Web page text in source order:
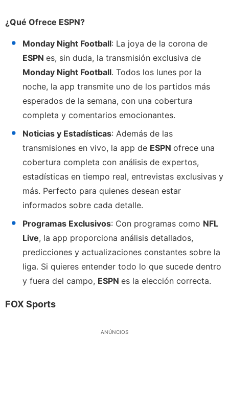
¿Qué Ofrece ESPN?
Monday Night Football: La joya de la corona de
ESPN es, sin duda, la transmisión exclusiva de
Monday Night Football. Todos los lunes por la
noche, la app transmite uno de los partidos más
esperados de la semana, con una cobertura
completa y comentarios emocionantes.
Noticias y Estadísticas: Además de las
transmisiones en vivo, la app de ESPN ofrece una
cobertura completa con análisis de expertos,
estadísticas en tiempo real, entrevistas exclusivas y
más. Perfecto para quienes desean estar
informados sobre cada detalle.
Programas Exclusivos: Con programas como NFL
Live, la app proporciona análisis detallados,
predicciones y actualizaciones constantes sobre la
liga. Si quieres entender todo lo que sucede dentro
y fuera del campo, ESPN es la elección correcta.
FOX Sports
ANÚNCIOS